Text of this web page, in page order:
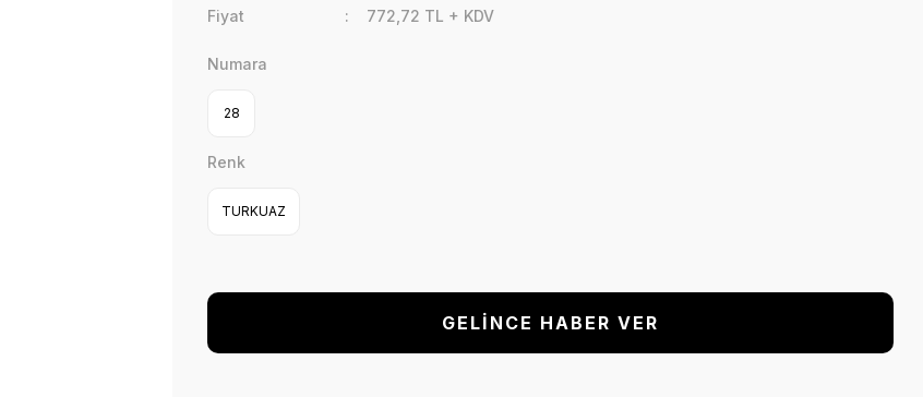
Fiyat
772,72 TL + KDV
Numara
28
Renk
TURKUAZ
GELİNCE HABER VER